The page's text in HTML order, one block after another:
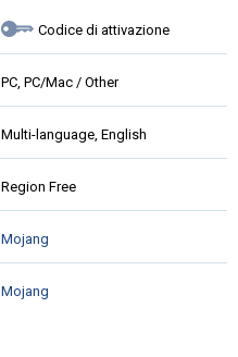
Codice di attivazione
PC, PC/Mac / Other
Multi-language, English
Region Free
Mojang
Mojang